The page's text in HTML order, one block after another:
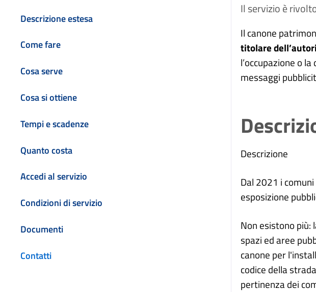
Descrizione estesa
Come fare
Cosa serve
Cosa si ottiene
Tempi e scadenze
Quanto costa
Accedi al servizio
Condizioni di servizio
Documenti
Contatti
Il servizio è
Il canone
titolare
l’occupazione o
messaggi
Descrizione
Dal 2021 i
esposizione
Non esistono più:
spazi ed aree
canone per
codice della
pertinenza dei